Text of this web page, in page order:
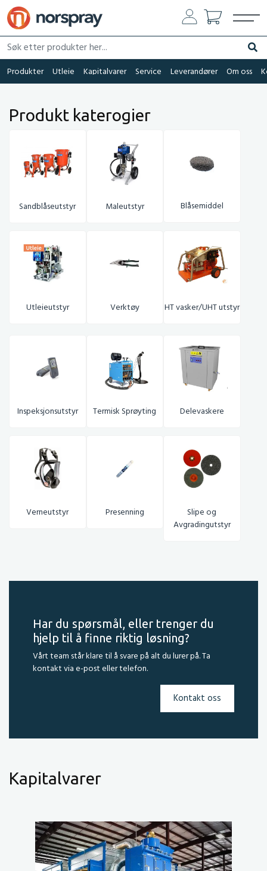
Søk etter produkter her...
Søk
Produkter Utleie Kapitalvarer Service Leverandører Om oss
Produkt katerogier
Sandblåseutstyr Maleutstyr Blåsemiddel
Utleieutstyr Verktøy HT vasker/UHT utstyr
Inspeksjonsutstyr Termisk Sprøyting Delevaskere
Verneutstyr Presenning Slipe og
Avgradingutstyr
Har du spørsmål, eller trenger du
hjelp til å finne riktig løsning?
Vårt team står klare til å svare på alt du lurer på. Ta
kontakt via e-post eller telefon.
Kontakt oss
Kapitalvarer